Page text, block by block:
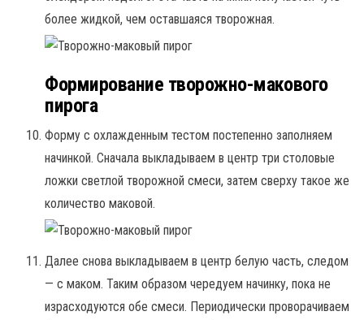
более жидкой, чем оставшаяся творожная.
Формирование творожно-макового
пирога
Форму с охлажденным тестом постепенно заполняем
начинкой. Сначала выкладываем в центр три столовые
ложки светлой творожной смеси, затем сверху такое же
количество маковой.
Далее снова выкладываем в центр белую часть, следом
— с маком. Таким образом чередуем начинку, пока не
израсходуются обе смеси. Периодически проворачиваем